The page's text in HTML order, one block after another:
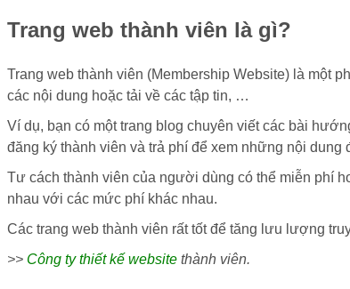
Trang web thành viên là gì?
Trang web thành viên (Membership Website) là một
các nội dung hoặc tải về các tập tin, …
Ví dụ, bạn có một trang blog chuyên viết các bài
đăng ký thành viên và trả phí để xem những nội dung
Tư cách thành viên của người dùng có thể miễn phí
nhau với các mức phí khác nhau.
Các trang web thành viên rất tốt để tăng lưu lượng
>> Công ty thiết kế website thành viên.